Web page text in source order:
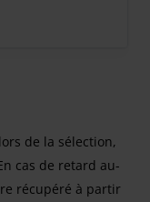
de la sélection,
cas de retard au-
récupéré à partir